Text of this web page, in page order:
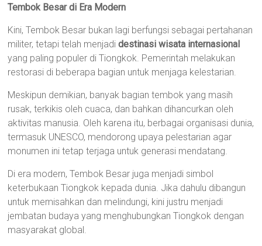
Tembok Besar di Era Modern
Kini, Tembok Besar bukan lagi berfungsi sebagai pertahanan
militer, tetapi telah menjadidestinasi wisata internasional
yang paling populer di Tiongkok. Pemerintah melakukan
restorasi di beberapa bagian untuk menjaga kelestarian.
Meskipun demikian, banyak bagian tembok yang masih
rusak, terkikis oleh cuaca, dan bahkan dihancurkan oleh
aktivitas manusia. Oleh karena itu, berbagai organisasi dunia,
termasuk UNESCO, mendorong upaya pelestarian agar
monumen ini tetap terjaga untuk generasi mendatang.
Di era modern, Tembok Besar juga menjadi simbol
keterbukaan Tiongkok kepada dunia. Jika dahulu dibangun
untuk memisahkan dan melindungi, kini justru menjadi
jembatan budaya yang menghubungkan Tiongkok dengan
masyarakat global.